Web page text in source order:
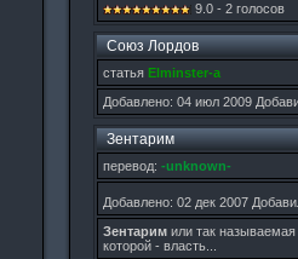
9.0 - 2 голосов
Союз Лордов
статья Elminster-а
Добавлено: 04 июл 2009
Зентарим
перевод: -unknown-
Добавлено: 02 дек 2007
Зентарим или так называемая
которой - власть...